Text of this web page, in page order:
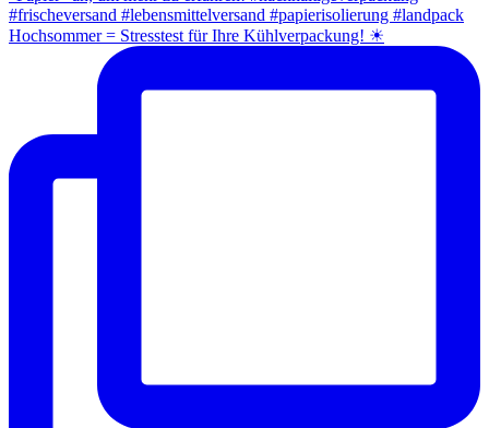
Hochsommer = Stresstest für Ihre Kühlverpackung! ☀